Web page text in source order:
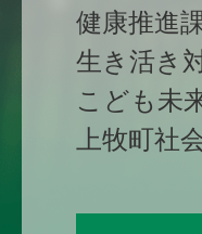
健康推進
生き活き
こども
上牧町